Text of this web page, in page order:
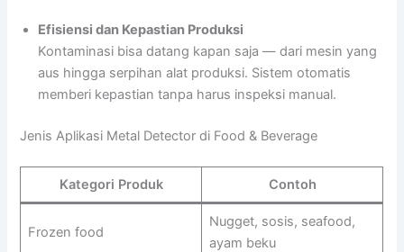
Efisiensi dan Kepastian Produksi
Kontaminasi bisa datang kapan saja — dari mesin yang
aus hingga serpihan alat produksi. Sistem otomatis
memberi kepastian tanpa harus inspeksi manual.
Jenis Aplikasi Metal Detector di Food & Beverage
Kategori Produk Contoh
Frozen food
Nugget, sosis, seafood,
ayam beku